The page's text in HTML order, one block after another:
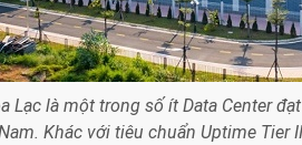
Lạc là một trong số ít Data Center
Khác với tiêu chuẩn Uptime Tier